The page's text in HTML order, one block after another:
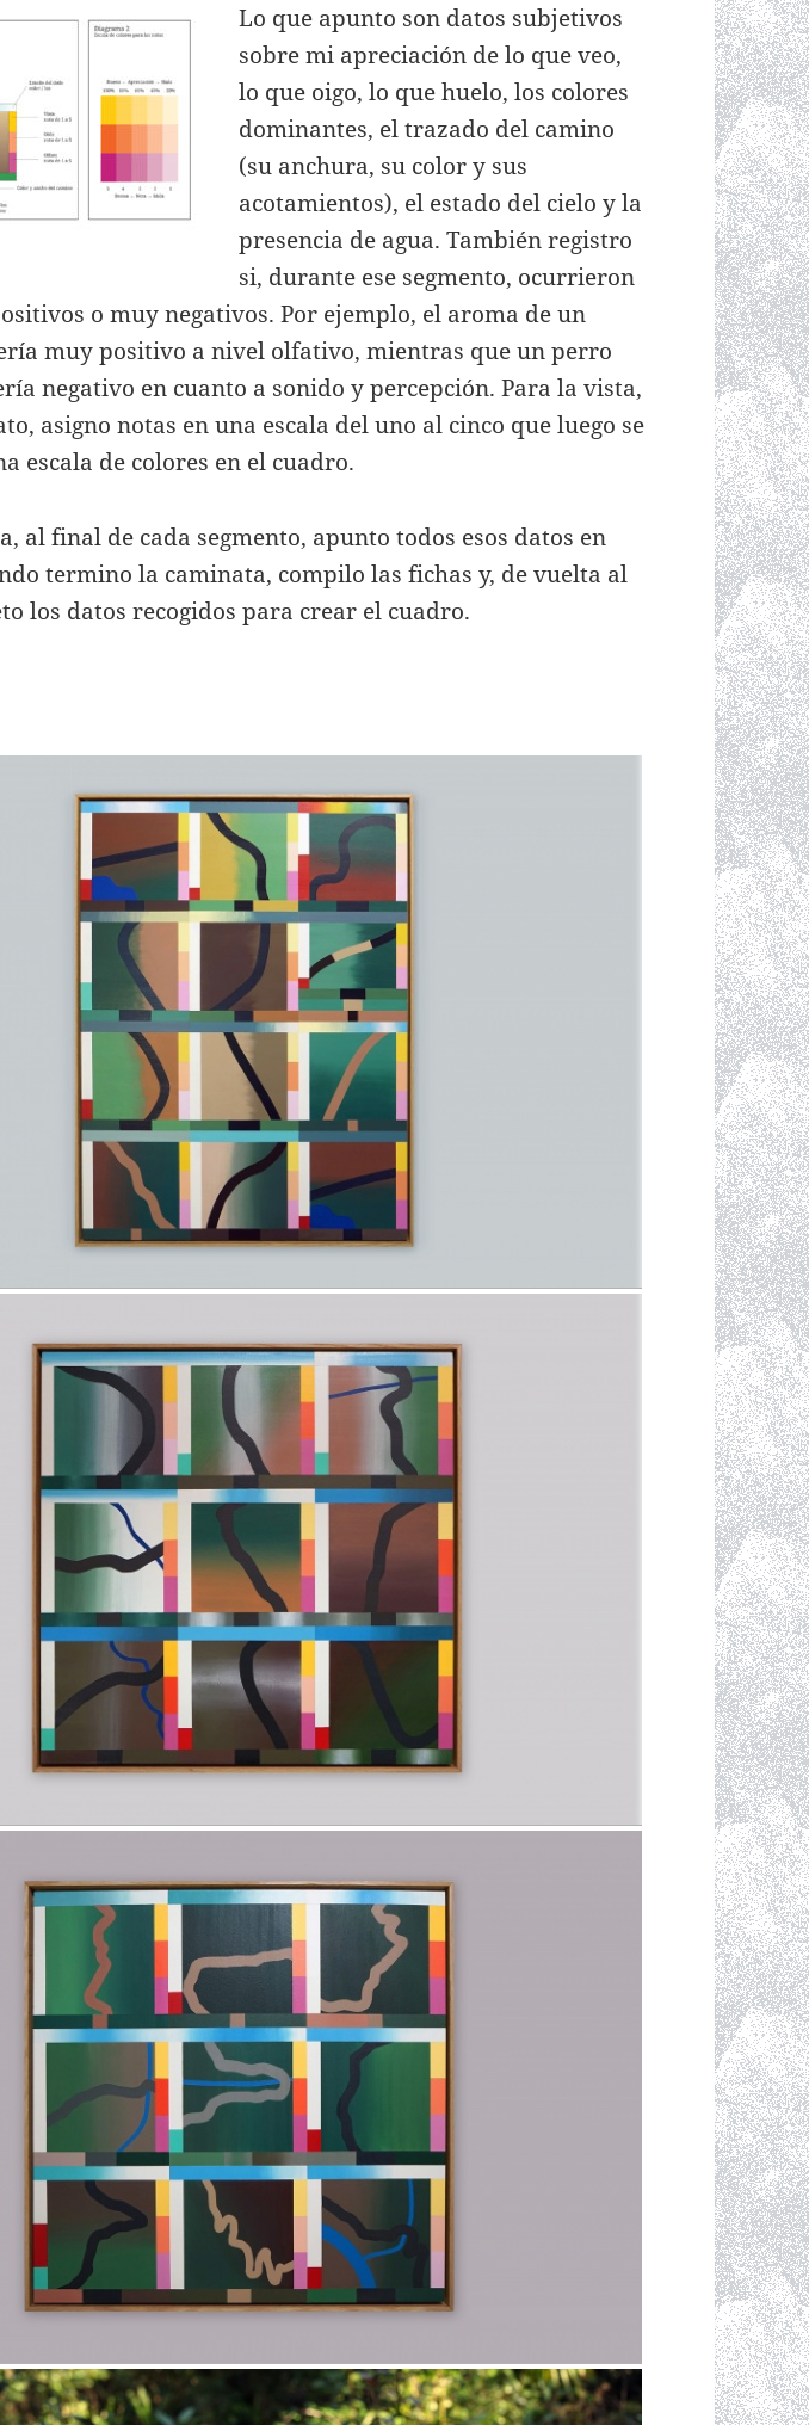
Lo que apunto son datos subjetivos
sobre mi apreciación de lo que veo,
lo que oigo, lo que huelo, los colores
dominantes, el trazado del camino
(su anchura, su color y sus
acotamientos), el estado del cielo y la
presencia de agua. También registro
si, durante ese segmento, ocurrieron
o muy negativos. Por ejemplo, el aroma de un
muy positivo a nivel olfativo, mientras que un perro
negativo en cuanto a sonido y percepción. Para la vista,
asigno notas en una escala del uno al cinco que luego se
escala de colores en el cuadro.
al final de cada segmento, apunto todos esos datos en
termino la caminata, compilo las fichas y, de vuelta al
los datos recogidos para crear el cuadro.